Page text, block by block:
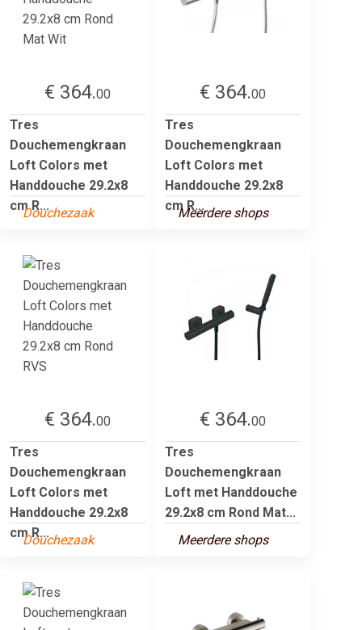
€ 364.00
Tres
Douchemengkraan
Loft Colors met
Handdouche 29.2x8
cm R...
Douchezaak
€ 364.00
Tres
Douchemengkraan
Loft Colors met
Handdouche 29.2x8
cm R...
Meerdere shops
€ 364.00
Tres
Douchemengkraan
Loft Colors met
Handdouche 29.2x8
cm R...
Douchezaak
€ 364.00
Tres
Douchemengkraan
Loft met Handdouche
29.2x8 cm Rond Mat...
Meerdere shops